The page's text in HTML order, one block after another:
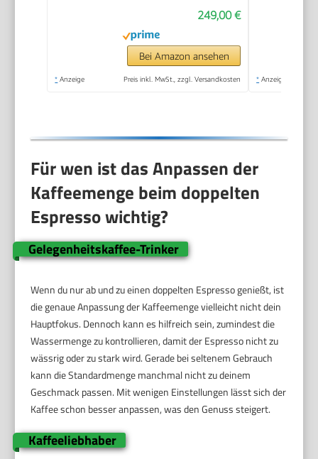
geeignet für jede
Küche, Camping,
Studentenapartment,
Schwarz - INKLUSIVE
249,00 €
Bei Amazon ansehen
* Anzeige Preis inkl. MwSt., zzgl. Versandkosten * Anzeige
Für wen ist das Anpassen der
Kaffeemenge beim doppelten
Espresso wichtig?
Gelegenheitskaffee-Trinker
Wenn du nur ab und zu einen doppelten Espresso genießt, ist
die genaue Anpassung der Kaffeemenge vielleicht nicht dein
Hauptfokus. Dennoch kann es hilfreich sein, zumindest die
Wassermenge zu kontrollieren, damit der Espresso nicht zu
wässrig oder zu stark wird. Gerade bei seltenem Gebrauch
kann die Standardmenge manchmal nicht zu deinem
Geschmack passen. Mit wenigen Einstellungen lässt sich der
Kaffee schon besser anpassen, was den Genuss steigert.
Kaffeeliebhaber